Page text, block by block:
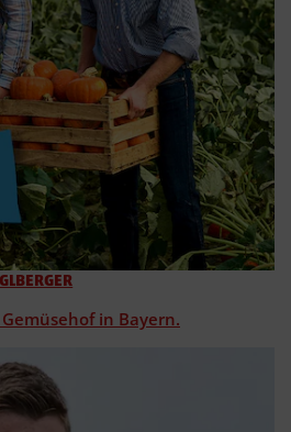
in Bayern.